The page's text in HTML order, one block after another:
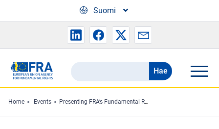
Suomi
Search
the
FRA
website
Hae
Home Events Presenting FRA’s Fundamental Rights Report 2024 in Italy